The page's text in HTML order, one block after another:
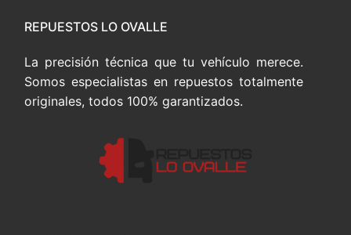
REPUESTOS LO OVALLE
La precisión técnica que tu vehículo merece.
Somos especialistas en repuestos totalmente
originales, todos 100% garantizados.